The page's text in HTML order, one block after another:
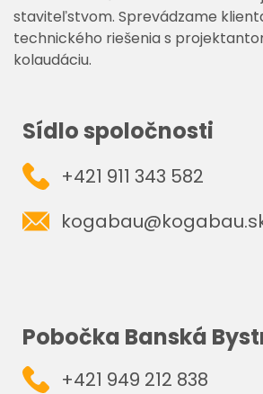
staviteľstvom. Sprevádzame
technického riešenia s
kolaudáciu.
Sídlo spoločnosti
+421 911 343 582
Pobočka Banská
+421 949 212 838